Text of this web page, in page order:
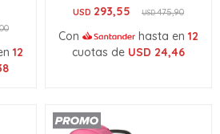
12
USD 293,55 USD475,90
Con hasta en 12
cuotas de USD 24,46